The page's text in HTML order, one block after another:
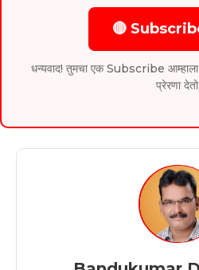
🔴
धन्यवाद! तुमचा एक Subscribe आम्हाला
प्रेरणा देतो.